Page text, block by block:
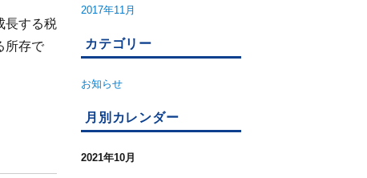
長する税
所存で
2017年11月
カテゴリー
お知らせ
月別カレンダー
2021年10月